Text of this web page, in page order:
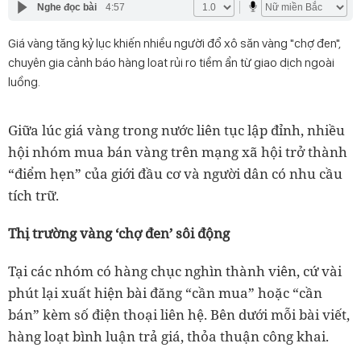
Nghe đọc bài 4:57
Giá vàng tăng kỷ lục khiến nhiều người đổ xô săn vàng "chợ đen",
chuyên gia cảnh báo hàng loat rủi ro tiềm ẩn từ giao dịch ngoài
luồng.
Giữa lúc giá vàng trong nước liên tục lập đỉnh, nhiều
hội nhóm mua bán vàng trên mạng xã hội trở thành
“điểm hẹn” của giới đầu cơ và người dân có nhu cầu
tích trữ.
Thị trường vàng ‘chợ đen’ sôi động
Tại các nhóm có hàng chục nghìn thành viên, cứ vài
phút lại xuất hiện bài đăng “cần mua” hoặc “cần
bán” kèm số điện thoại liên hệ. Bên dưới mỗi bài viết,
hàng loạt bình luận trả giá, thỏa thuận công khai.